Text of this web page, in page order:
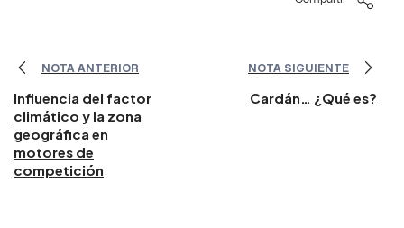
NOTA ANTERIOR
Influencia del factor
climático y la zona
geográfica en
motores de
competición
NOTA SIGUIENTE
Cardán… ¿Qué es?